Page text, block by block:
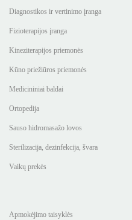
Diagnostikos ir vertinimo įranga
Fizioterapijos įranga
Kineziterapijos priemonės
Kūno priežiūros priemonės
Medicininiai baldai
Ortopedija
Sauso hidromasažo lovos
Sterilizacija, dezinfekcija, švara
Vaikų prekės
Apmokėjimo taisyklės